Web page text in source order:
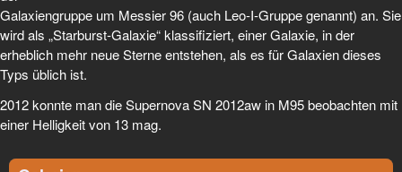
Galaxiengruppe um Messier 96 (auch Leo-I-Gruppe genannt) an. Sie
wird als „Starburst-Galaxie“ klassifiziert, einer Galaxie, in der
erheblich mehr neue Sterne entstehen, als es für Galaxien dieses
Typs üblich ist.
2012 konnte man die Supernova SN 2012aw in M95 beobachten mit
einer Helligkeit von 13 mag.